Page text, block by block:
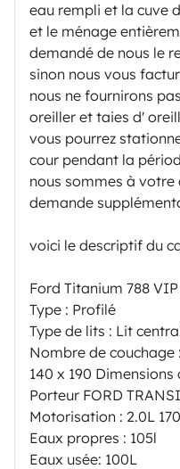
eau rempli et la cuve
et le ménage
demandé de nous le
sinon nous vous
nous ne fournirons
oreiller et taies d'
vous pourrez
cour pendant la
nous sommes à
demande
voici le descriptif du
Ford Titanium 788
Type : Profilé
Type de lits : Lit
Nombre de couchage
140 x 190 Dimensions
Porteur FORD
Motorisation : 2.0L
Eaux propres : 105l
Eaux usée: 100L